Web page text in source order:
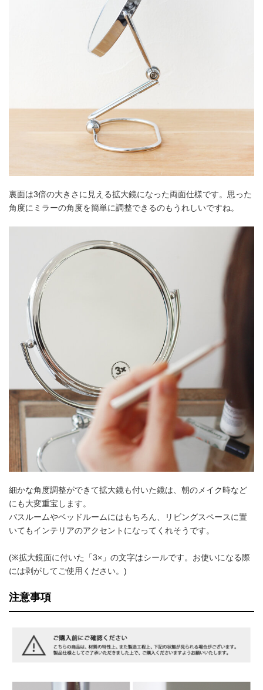
裏面は3倍の大きさに見える拡大鏡になった両面仕様です。思った
角度にミラーの角度を簡単に調整できるのもうれしいですね。
細かな角度調整ができて拡大鏡も付いた鏡は、朝のメイク時など
にも大変重宝します。
バスルームやベッドルームにはもちろん、リビングスペースに置
いてもインテリアのアクセントになってくれそうです。
(※拡大鏡面に付いた「3×」の文字はシールです。お使いになる際
には剥がしてご使用ください。)
注意事項